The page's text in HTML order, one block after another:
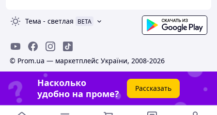
Тема - светлая BETA
© Prom.ua — маркетплейс України, 2008-2026
Насколько
удобно на проме?
Рассказать